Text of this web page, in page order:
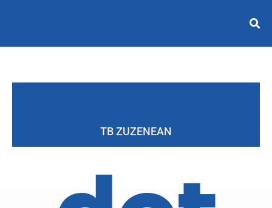
TB ZUZENEAN